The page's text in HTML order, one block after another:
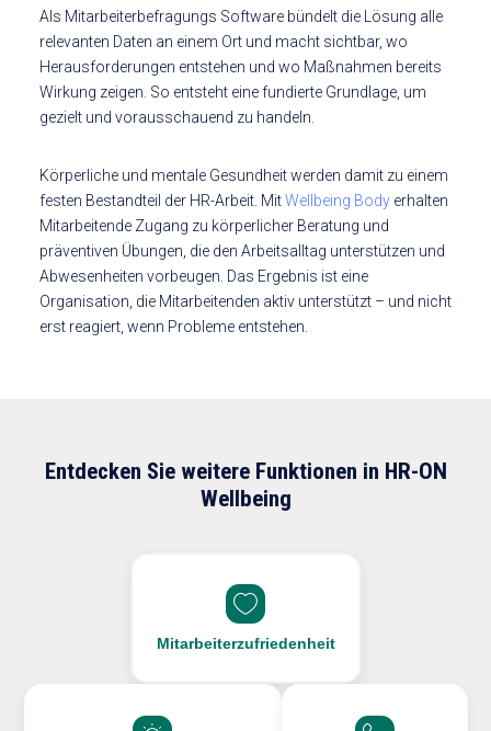
Als Mitarbeiterbefragungs Software bündelt die Lösung alle
relevanten Daten an einem Ort und macht sichtbar, wo
Herausforderungen entstehen und wo Maßnahmen bereits
Wirkung zeigen. So entsteht eine fundierte Grundlage, um
gezielt und vorausschauend zu handeln.
Körperliche und mentale Gesundheit werden damit zu einem
festen Bestandteil der HR-Arbeit. MitWellbeing Bodyerhalten
Mitarbeitende Zugang zu körperlicher Beratung und
präventiven Übungen, die den Arbeitsalltag unterstützen und
Abwesenheiten vorbeugen. Das Ergebnis ist eine
Organisation, die Mitarbeitenden aktiv unterstützt – und nicht
erst reagiert, wenn Probleme entstehen.
Entdecken Sie weitere Funktionen in HR-ON
Wellbeing
Mitarbeiterzufriedenheit